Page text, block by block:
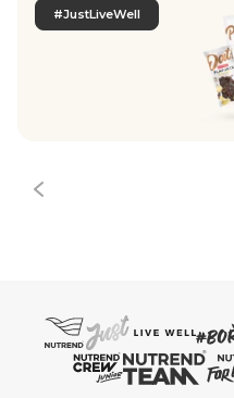
#JustLiveWell